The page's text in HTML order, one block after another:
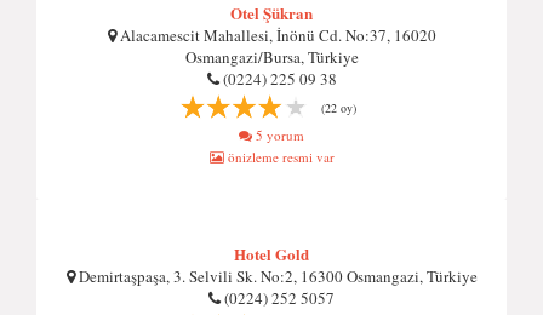
Otel Şükran
Alacamescit Mahallesi, İnönü Cd. No:37, 16020
Osmangazi/Bursa, Türkiye
(0224) 225 09 38
(22 oy)
5 yorum
önizleme resmi var
Hotel Gold
Demirtaşpaşa, 3. Selvili Sk. No:2, 16300 Osmangazi, Türkiye
(0224) 252 5057